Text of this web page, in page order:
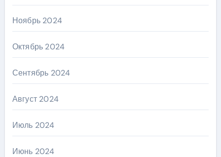
Ноябрь 2024
Октябрь 2024
Сентябрь 2024
Август 2024
Июль 2024
Июнь 2024